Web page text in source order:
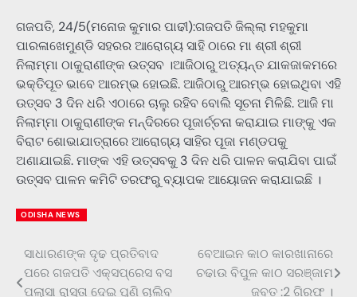
ଗଜପତି, 24/5(ମନୋଜ କୁମାର ପାଢୀ):ଗଜପତି ଜିଲ୍ଲା ମହକୁମା
ପାରଳାଖେମୁଣ୍ଡି ସହରର ଆରୋଗ୍ୟ ସାହି ଠାରେ ମା ଶ୍ରୀ ଶ୍ରୀ
ନିଲାମ୍ମା ଠାକୁରାଣୀଙ୍କ ଉତ୍ସବ ।ଆଜିଠାରୁ ଅତ୍ୟନ୍ତ ଯାକଜାକମରେ
ଭକ୍ତିପୂତ ଭାବେ ଆରମ୍ଭ ହୋଇଛି. ଆଜିଠାରୁ ଆରମ୍ଭ ହୋଇଥିବା ଏହି
ଉତ୍ସବ 3 ଦିନ ଧରି ଏଠାରେ ଚାଲୁ ରହିବ ବୋଲି ସୂଚନା ମିଳିଛି. ଆଜି ମା
ନିଲାମ୍ମା ଠାକୁରାଣୀଙ୍କ ମନ୍ଦିରରେ ପୂଜାର୍ଚ୍ଚନା କରାଯାଇ ମାଙ୍କୁ ଏକ
ବିରାଟ ଶୋଭାଯାତ୍ରାରେ ଆରୋଗ୍ୟ ସାହିର ପୂଜା ମଣ୍ଡପକୁ
ଅଣାଯାଇଛି. ମାଙ୍କ ଏହି ଉତ୍ସବକୁ 3 ଦିନ ଧରି ପାଳନ କରାଯିବା ପାଇଁ
ଉତ୍ସବ ପାଳନ କମିଟି ତରଫରୁ ବ୍ୟାପକ ଆୟୋଜନ କରାଯାଇଛି ।
ODISHA NEWS
Post
navigation
ସାଧାରଣଙ୍କ ଦୃଢ ପ୍ରତିବାଦ
ପରେ ଗଜପତି ଏକ୍ସପ୍ରେସ ବସ
ପଲାସା ରାସ୍ତା ଦେଇ ପୁଣି ଚାଲିବ
ବେଆଇନ କାଠ କାରଖାନାରେ
ଚଢାଉ ବିପୁଳ କାଠ ସରଞ୍ଜାମ
ଜବତ :2 ଗିରଫ ।